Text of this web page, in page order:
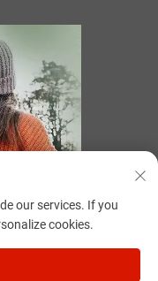
IMP & EXP CO.,LTD
our services. If you
cookies.